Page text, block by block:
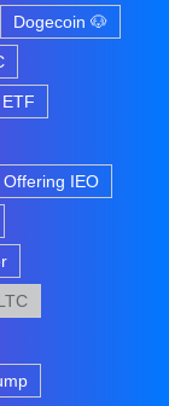
Dogecoin 🐶
IEO